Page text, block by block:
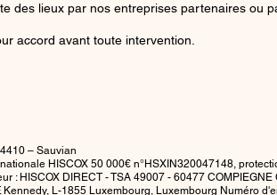
des lieux par nos entreprises partenaires ou
accord avant toute intervention.
– Sauvian
HISCOX 50 000€ n°HSXIN320047148,
: HISCOX DIRECT - TSA 49007 - 60477 COMPIEGNE
Kennedy, L-1855 Luxembourg, Luxembourg Numéro